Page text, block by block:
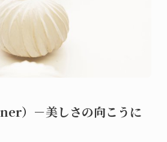
）－美しさの向こうに